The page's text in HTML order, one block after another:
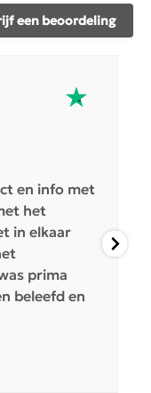
een beoordeling
en info met
het
in elkaar
prima
beleefd en